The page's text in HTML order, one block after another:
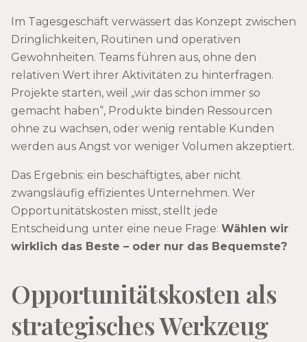
Im Tagesgeschäft verwässert das Konzept zwischen
Dringlichkeiten, Routinen und operativen
Gewohnheiten. Teams führen aus, ohne den
relativen Wert ihrer Aktivitäten zu hinterfragen.
Projekte starten, weil „wir das schon immer so
gemacht haben“, Produkte binden Ressourcen
ohne zu wachsen, oder wenig rentable Kunden
werden aus Angst vor weniger Volumen akzeptiert.
Das Ergebnis: ein beschäftigtes, aber nicht
zwangsläufig effizientes Unternehmen. Wer
Opportunitätskosten misst, stellt jede
Entscheidung unter eine neue Frage: Wählen wir
wirklich das Beste – oder nur das Bequemste?
Opportunitätskosten als
strategisches Werkzeug